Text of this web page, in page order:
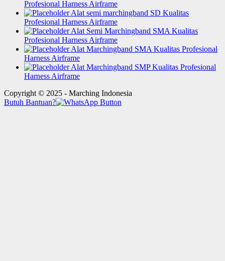
Profesional Harness Airframe
Alat semi marchingband SD Kualitas
Profesional Harness Airframe
Alat Semi Marchingband SMA Kualitas
Profesional Harness Airframe
Alat Marchingband SMA Kualitas Profesional
Harness Airframe
Alat Marchingband SMP Kualitas Profesional
Harness Airframe
Copyright © 2025 - Marching Indonesia
Butuh Bantuan?